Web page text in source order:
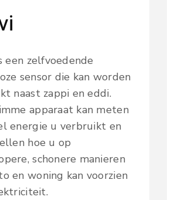
een zelfvoedende
sensor die kan worden
naast zappi en eddi.
apparaat kan meten
energie u verbruikt en
hoe u op
schonere manieren
en woning kan voorzien